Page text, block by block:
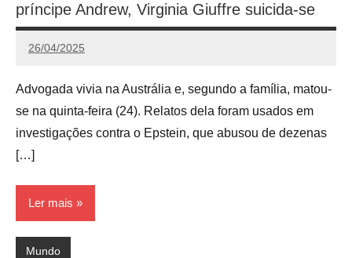
príncipe Andrew, Virginia Giuffre suicida-se
26/04/2025
Calango
Advogada vivia na Austrália e, segundo a família, matou-
se na quinta-feira (24). Relatos dela foram usados em
investigações contra o Epstein, que abusou de dezenas
[…]
Ler mais
Mundo